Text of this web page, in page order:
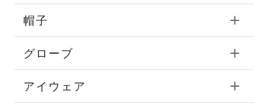
帽子
グローブ
アイウェア